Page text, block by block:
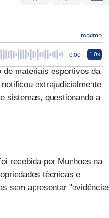
readme
0:00 1.0x
de materiais esportivos da
extrajudicialmente
sistemas, questionando a
recebida por Munhoes na
técnicas e
sem apresentar